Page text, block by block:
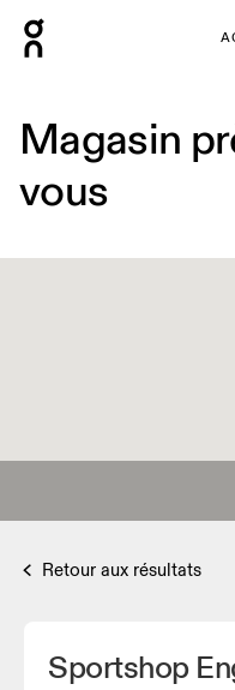
Magasin
vous
Retour aux résultats
Sportshop